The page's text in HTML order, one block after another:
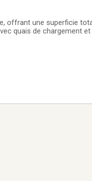
offrant une superficie
quais de chargement